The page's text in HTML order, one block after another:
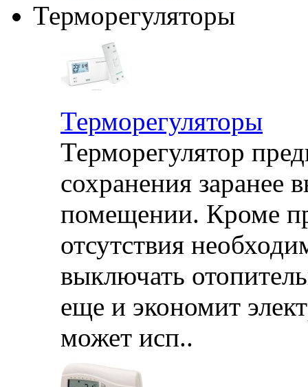
Терморегуляторы
Терморегуляторы
Терморегулятор
сохранения заранее
помещении. Кроме
отсутствия
выключать
еще и экономит
может исп..